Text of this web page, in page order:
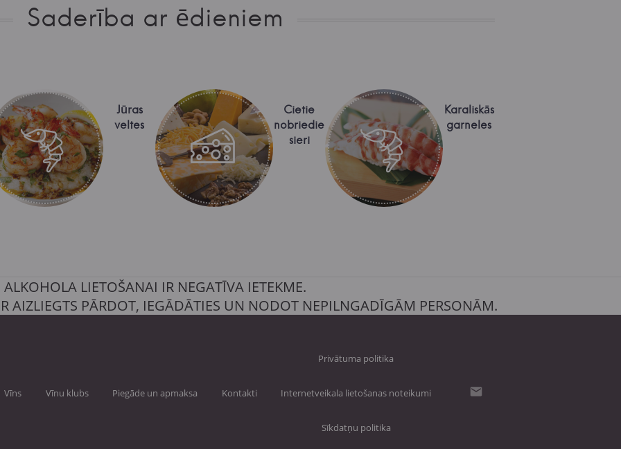
Saderība ar ēdieniem
Jūras
veltes
Cietie
nobriedie
sieri
Karaliskās
garneles
ALKOHOLA LIETOŠANAI IR NEGATĪVA IETEKME.
AIZLIEGTS PĀRDOT, IEGĀDĀTIES UN NODOT NEPILNGADĪGĀM PERSONĀM.
Vīns Vīnu klubs Piegāde un apmaksa Kontakti
Privātuma politika
Internetveikala lietošanas noteikumi
Sīkdatņu politika